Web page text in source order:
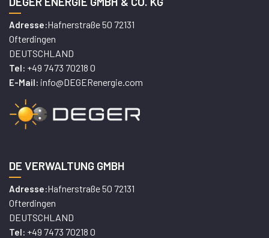
Adresse:Hafnerstraße 50 72131
Ofterdingen
DEUTSCHLAND
Tel: +49 7473 70218 0
E-Mail: info@DEGERenergie.com
DE VERWALTUNG GMBH
Adresse:Hafnerstraße 50 72131
Ofterdingen
DEUTSCHLAND
Tel: +49 7473 70218 0